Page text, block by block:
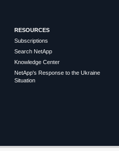
RESOURCES
Subscriptions
Search NetApp
Knowledge Center
NetApp's Response to the Ukraine
Situation